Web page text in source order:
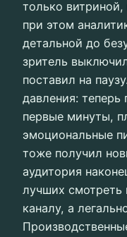
только
при этом
детальной до
зритель
поставил на
давления:
первые минуты,
эмоциональные
тоже получил
аудитория
лучших смотреть
каналу, а